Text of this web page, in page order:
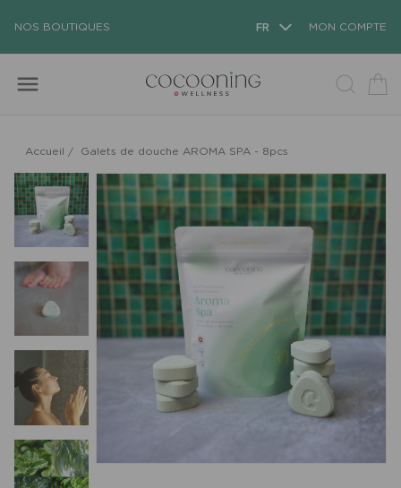
NOS BOUTIQUES FR MON COMPTE
menu
Accueil / Galets de douche AROMA SPA - 8pcs